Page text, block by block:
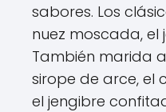
sabores. Los
nuez moscada, el
También marida
sirope de arce, el
el jengibre